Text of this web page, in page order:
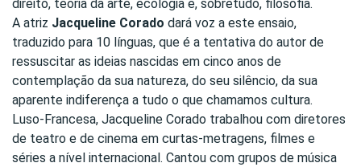
direito, teoria da arte, ecologia e, sobretudo, filosofia.
A atriz Jacqueline Corado dará voz a este ensaio,
traduzido para 10 línguas, que é a tentativa do autor de
ressuscitar as ideias nascidas em cinco anos de
contemplação da sua natureza, do seu silêncio, da sua
aparente indiferença a tudo o que chamamos cultura.
Luso-Francesa, Jacqueline Corado trabalhou com diretores
de teatro e de cinema em curtas-metragens, filmes e
séries a nível internacional. Cantou com grupos de música